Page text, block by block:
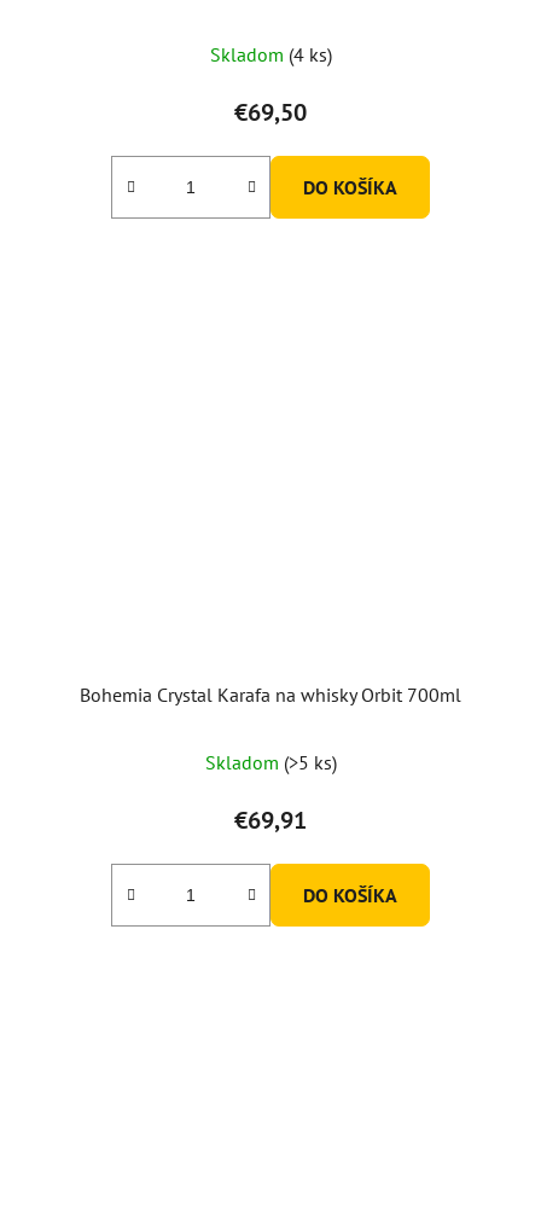
Skladom (4 ks)
€69,50
DO KOŠÍKA
Bohemia Crystal Karafa na whisky Orbit 700ml
Skladom (>5 ks)
€69,91
DO KOŠÍKA